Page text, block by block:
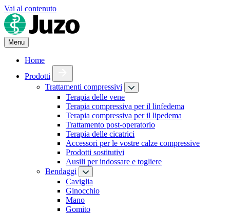
Vai al contenuto
Menu
Home
Prodotti
Trattamenti compressivi
Terapia delle vene
Terapia compressiva per il linfedema
Terapia compressiva per il lipedema
Trattamento post-operatorio
Terapia delle cicatrici
Accessori per le vostre calze compressive
Prodotti sostitutivi
Ausili per indossare e togliere
Bendaggi
Caviglia
Ginocchio
Mano
Gomito